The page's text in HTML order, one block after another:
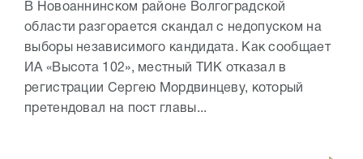
В Новоаннинском районе Волгоградской
области разгорается скандал с недопуском на
выборы независимого кандидата. Как сообщает
ИА «Высота 102», местный ТИК отказал в
регистрации Сергею Мордвинцеву, который
претендовал на пост главы...